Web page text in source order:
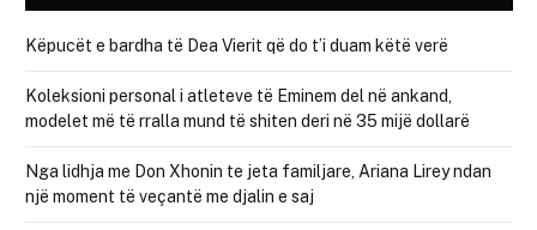
Këpucët e bardha të Dea Vierit që do t’i duam këtë verë
Koleksioni personal i atleteve të Eminem del në ankand,
modelet më të rralla mund të shiten deri në 35 mijë dollarë
Nga lidhja me Don Xhonin te jeta familjare, Ariana Lirey ndan
një moment të veçantë me djalin e saj